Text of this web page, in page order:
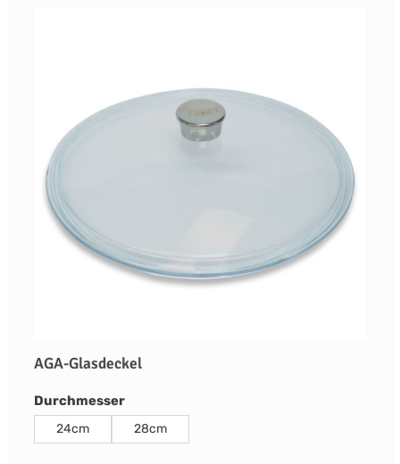
AGA-Glasdeckel
Durchmesserauswählen
24cm 28cm